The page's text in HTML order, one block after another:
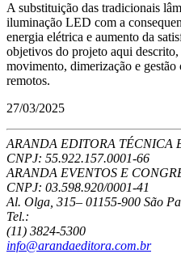
A substituição das tradicionais
iluminação LED com a
energia elétrica e aumento da
objetivos do projeto aqui
movimento, dimerização e
remotos.
27/03/2025
ARANDA EDITORA TÉCNICA
CNPJ: 55.922.157.0001-66
ARANDA EVENTOS E
CNPJ: 03.598.920/0001-41
Al. Olga, 315– 01155-900 São
Tel.:
(11) 3824-5300
info@arandaeditora.com.br